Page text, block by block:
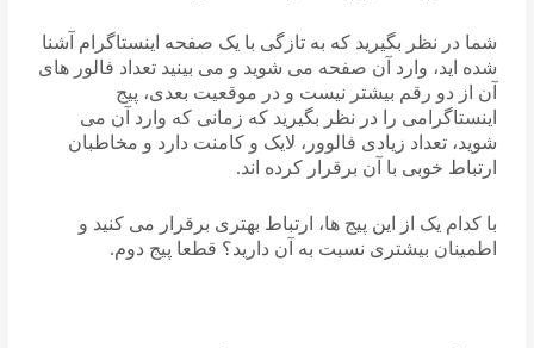
شما در نظر بگیرید که به تازگی با یک صفحه اینستاگرام آشنا
شده اید، وارد آن صفحه می شوید و می بینید تعداد فالور های
آن از دو رقم بیشتر نیست و در موقعیت بعدی، پیج
اینستاگرامی را در نظر بگیرید که زمانی که وارد آن می
شوید، تعداد زیادی فالوور، لایک و کامنت دارد و مخاطبان
ارتباط خوبی با آن برقرار کرده اند.
با کدام یک از این پیج ها، ارتباط بهتری برقرار می کنید و
اطمینان بیشتری نسبت به آن دارید؟ قطعا پیج دوم.